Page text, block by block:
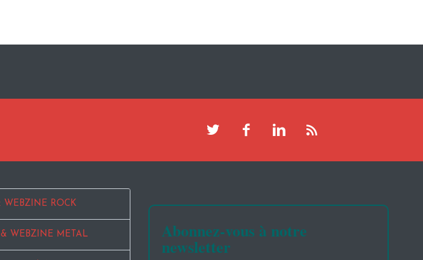
WEBZINE ROCK
WEBZINE METAL Abonnez-vous à notre
newsletter